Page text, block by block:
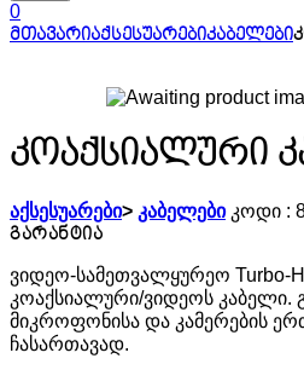
0
მთავარიაქსესუარებიკაბელები
კოაქსიალური
აქსესუარები> კაბელები კოდი :
ვიდეო-სამეთვალყურეო Turbo-
კოაქსიალური/ვიდეოს კაბელი.
მიკროფონისა და კამერების
ჩასართავად.